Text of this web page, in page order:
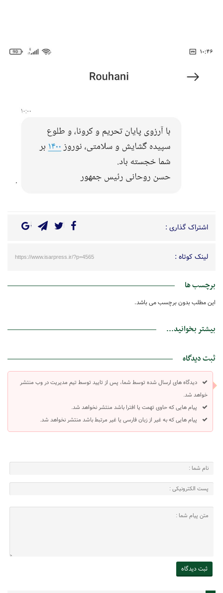
اشتراک گذاری :
لینک کوتاه : https://www.isarpress.ir/?p=4565
برچسب ها
این مطلب بدون برچسب می باشد.
بیشتر بخوانید...
ثبت دیدگاه
دیدگاه های ارسال شده توسط شما، پس از تایید توسط تیم مدیریت در وب منتشر
خواهد شد.
پیام هایی که حاوی تهمت یا افترا باشد منتشر نخواهد شد.
پیام هایی که به غیر از زبان فارسی یا غیر مرتبط باشد منتشر نخواهد شد.